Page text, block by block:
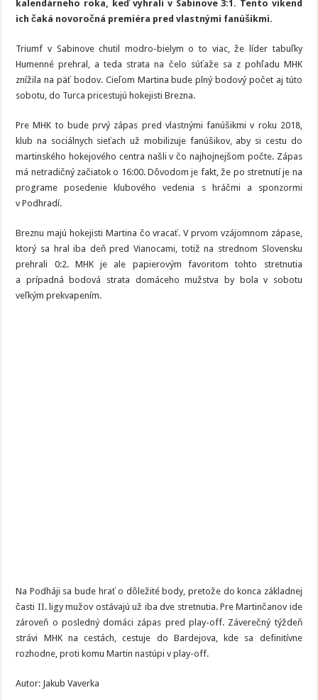
MHK
čaká
zápas
roku
kalendárneho roka, keď vyhrali v Sabinove 3:1. Tento víkend
ich čaká novoročná premiéra pred vlastnými fanúšikmi.
Triumf v Sabinove chutil modro-bielym o to viac, že líder tabuľky
Humenné prehral, a teda strata na čelo súťaže sa z pohľadu MHK
znížila na päť bodov. Cieľom Martina bude plný bodový počet aj túto
sobotu, do Turca pricestujú hokejisti Brezna.
Pre MHK to bude prvý zápas pred vlastnými fanúšikmi v roku 2018,
klub na sociálnych sieťach už mobilizuje fanúšikov, aby si cestu do
martinského hokejového centra našli v čo najhojnejšom počte. Zápas
má netradičný začiatok o 16:00. Dôvodom je fakt, že po stretnutí je na
programe posedenie klubového vedenia s hráčmi a sponzormi
v Podhradí.
Breznu majú hokejisti Martina čo vracať. V prvom vzájomnom zápase,
ktorý sa hral iba deň pred Vianocami, totiž na strednom Slovensku
prehrali 0:2. MHK je ale papierovým favoritom tohto stretnutia
a prípadná bodová strata domáceho mužstva by bola v sobotu
veľkým prekvapením.
Na Podháji sa bude hrať o dôležité body, pretože do konca základnej
časti II. ligy mužov ostávajú už iba dve stretnutia. Pre Martinčanov ide
zároveň o posledný domáci zápas pred play-off. Záverečný týždeň
strávi MHK na cestách, cestuje do Bardejova, kde sa definitívne
rozhodne, proti komu Martin nastúpi v play-off.
Autor: Jakub Vaverka